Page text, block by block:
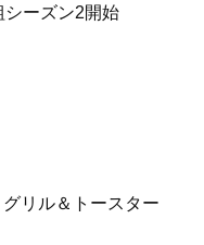
シーズン2開始
リル＆トースター